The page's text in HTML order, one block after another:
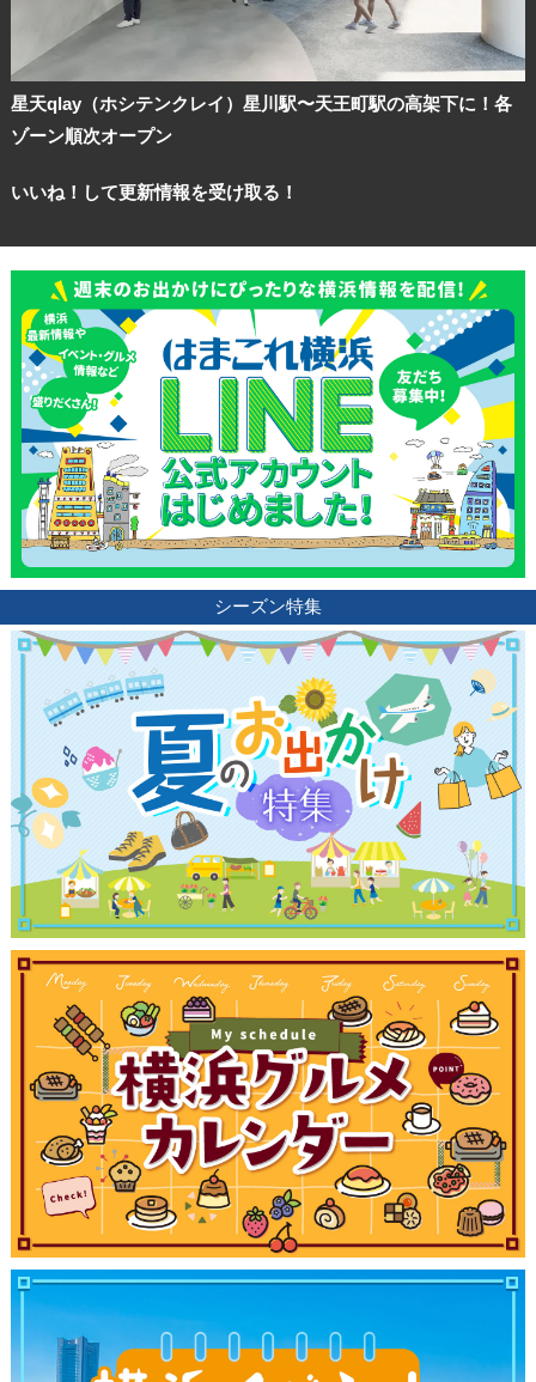
星天qlay（ホシテンクレイ）星川駅〜天王町駅の高架下に！各
ゾーン順次オープン
いいね！して更新情報を受け取る！
シーズン特集
ランキング
ブログ記事
サイトについて